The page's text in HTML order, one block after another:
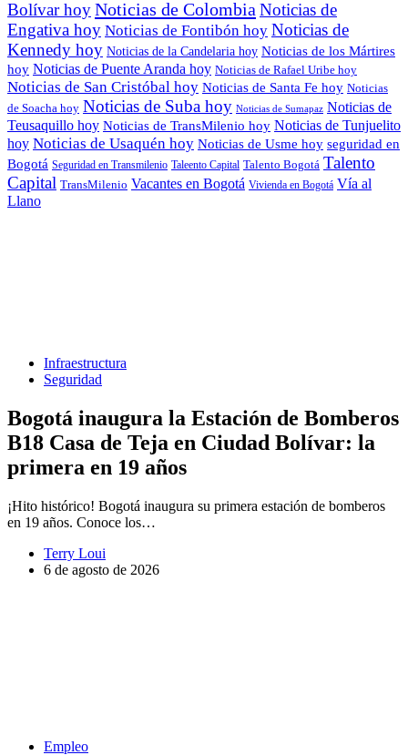
Bolívar hoyNoticias de Colombia Noticias de
Engativa hoy Noticias de Fontibón hoy Noticias de
Kennedy hoy Noticias de la Candelaria hoy Noticias de los Mártires
hoy Noticias de Puente Aranda hoy Noticias de Rafael Uribe hoy
Noticias de San Cristóbal hoy Noticias de Santa Fe hoy Noticias
de Soacha hoy Noticias de Suba hoy Noticias de Sumapaz Noticias de
Teusaquillo hoy Noticias de TransMilenio hoy Noticias de Tunjuelito
hoy Noticias de Usaquén hoy Noticias de Usme hoy seguridad en
Bogotá Seguridad en Transmilenio Taleento Capital Talento Bogotá Talento
Capital TransMilenio Vacantes en Bogotá Vivienda en Bogotá Vía al
Llano
Infraestructura
Seguridad
Bogotá inaugura la Estación de Bomberos
B18 Casa de Teja en Ciudad Bolívar: la
primera en 19 años
¡Hito histórico! Bogotá inaugura su primera estación de bomberos
en 19 años. Conoce los…
Terry Loui
6 de agosto de 2026
Empleo